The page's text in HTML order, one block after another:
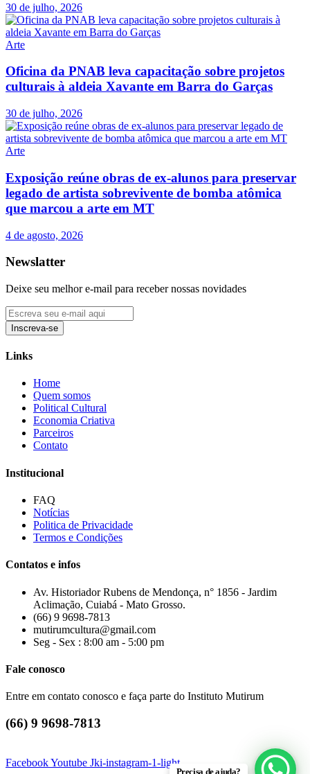
30 de julho, 2026
Arte
Oficina da PNAB leva capacitação sobre projetos
culturais à aldeia Xavante em Barra do Garças
30 de julho, 2026
Arte
Exposição reúne obras de ex-alunos para preservar
legado de artista sobrevivente de bomba atômica
que marcou a arte em MT
4 de agosto, 2026
Newslatter
Deixe seu melhor e-mail para receber nossas novidades
Inscreva-se
Links
Home
Quem somos
Political Cultural
Economia Criativa
Parceiros
Contato
Institucional
FAQ
Notícias
Politica de Privacidade
Termos e Condições
Contatos e infos
Av. Historiador Rubens de Mendonça, n° 1856 - Jardim
Aclimação, Cuiabá - Mato Grosso.
(66) 9 9698-7813
mutirumcultura@gmail.com
Seg - Sex : 8:00 am - 5:00 pm
Fale conosco
Entre em contato conosco e faça parte do Instituto Mutirum
(66) 9 9698-7813
FacebookYoutube Jki-instagram-1-light
Precisa de ajuda?